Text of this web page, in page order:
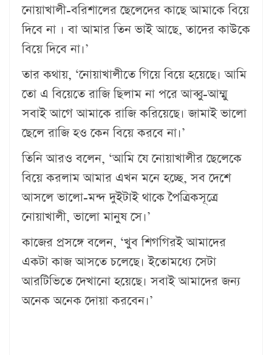
নোয়াখালী-বরিশালের ছেলেদের কাছে আমাকে বিয়ে
দিবে না । বা আমার তিন ভাই আছে, তাদের কাউকে
বিয়ে দিবে না।’
তার কথায়, ‘নোয়াখালীতে গিয়ে বিয়ে হয়েছে। আমি
তো এ বিয়েতে রাজি ছিলাম না পরে আব্বু-আম্মু
সবাই আগে আমাকে রাজি করিয়েছে। জামাই ভালো
ছেলে রাজি হও কেন বিয়ে করবে না।’
তিনি আরও বলেন, ‘আমি যে নোয়াখালীর ছেলেকে
বিয়ে করলাম আমার এখন মনে হচ্ছে, সব দেশে
আসলে ভালো-মন্দ দুইটাই থাকে পৈত্রিকসূত্রে
নোয়াখালী, ভালো মানুষ সে।’
কাজের প্রসঙ্গে বলেন, ‘খুব শিগগিরই আমাদের
একটা কাজ আসতে চলেছে। ইতোমধ্যে সেটা
আরটিভিতে দেখানো হয়েছে। সবাই আমাদের জন্য
অনেক অনেক দোয়া করবেন।’